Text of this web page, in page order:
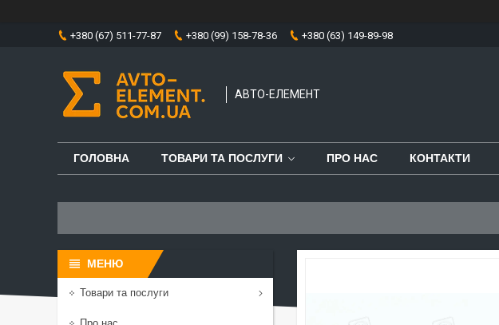
+380 (67) 511-77-87 +380 (99) 158-78-36 +380 (63) 149-89-98
АВТО-ЕЛЕМЕНТ
ГОЛОВНА ТОВАРИ ТА ПОСЛУГИ ПРО НАС КОНТАКТИ
Товари та послуги